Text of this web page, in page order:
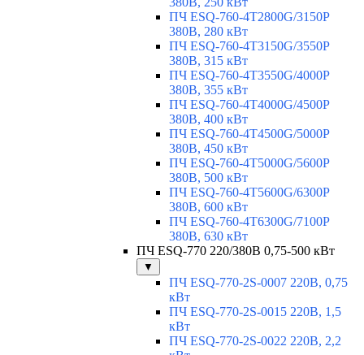
ПЧ ESQ-760-4T2800G/3150P
380В, 280 кВт
ПЧ ESQ-760-4T3150G/3550P
380В, 315 кВт
ПЧ ESQ-760-4T3550G/4000P
380В, 355 кВт
ПЧ ESQ-760-4T4000G/4500P
380В, 400 кВт
ПЧ ESQ-760-4T4500G/5000P
380В, 450 кВт
ПЧ ESQ-760-4T5000G/5600P
380В, 500 кВт
ПЧ ESQ-760-4T5600G/6300P
380В, 600 кВт
ПЧ ESQ-760-4T6300G/7100P
380В, 630 кВт
ПЧ ESQ-770 220/380В 0,75-500 кВт
▼
ПЧ ESQ-770-2S-0007 220В, 0,75
кВт
ПЧ ESQ-770-2S-0015 220В, 1,5
кВт
ПЧ ESQ-770-2S-0022 220В, 2,2